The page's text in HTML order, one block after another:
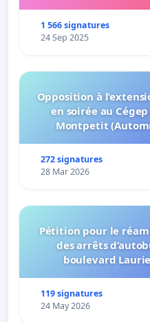
1 566 signatures
24 Sep 2025
Opposition à
en soirée au
Montpetit
272 signatures
28 Mar 2026
Pétition pour le
des arrêts
boulevard
connexion 805-802
119 signatures
24 May 2026